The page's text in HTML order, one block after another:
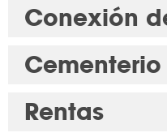
Conexión
Cementerio
Rentas